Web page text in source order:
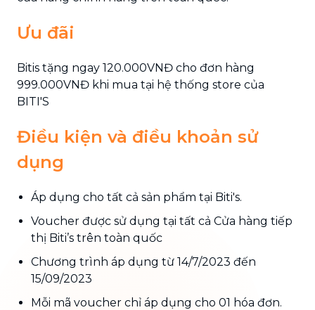
Ưu đãi
Bitis tặng ngay 120.000VNĐ cho đơn hàng
999.000VNĐ khi mua tại hệ thống store của
BITI'S
Điều kiện và điều khoản sử
dụng
Áp dụng cho tất cả sản phẩm tại Biti's.
Voucher được sử dụng tại tất cả Cửa hàng tiếp
thị Biti’s trên toàn quốc
Chương trình áp dụng từ 14/7/2023 đến
15/09/2023
Mỗi mã voucher chỉ áp dụng cho 01 hóa đơn.